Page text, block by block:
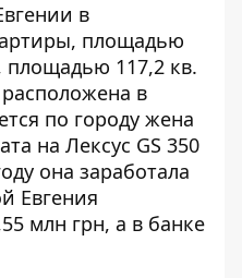
в
площадью
площадью 117,2 кв.
в
по городу жена
на Лексус GS 350
она заработала
Евгения
млн грн, а в банке